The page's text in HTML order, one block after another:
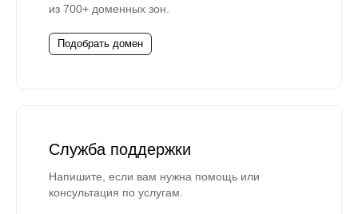
из 700+ доменных зон.
Подобрать домен
Служба поддержки
Напишите, если вам нужна помощь или
консультация по услугам.